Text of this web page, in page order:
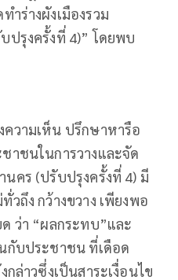
ำร่างผังเมืองรวม
ปรุงครั้งที่ 4)” โดยพบ
วามเห็น ปรึกษาหารือ
าชนในการวางและจัด
นคร (ปรับปรุงครั้งที่ 4) มี
วถึง กว้างขวาง เพียงพอ
ว่า “ผลกระทบ”และ
กับประชาชน ที่เดือด
กล่าวซึ่งเป็นสาระเงื่อนไข